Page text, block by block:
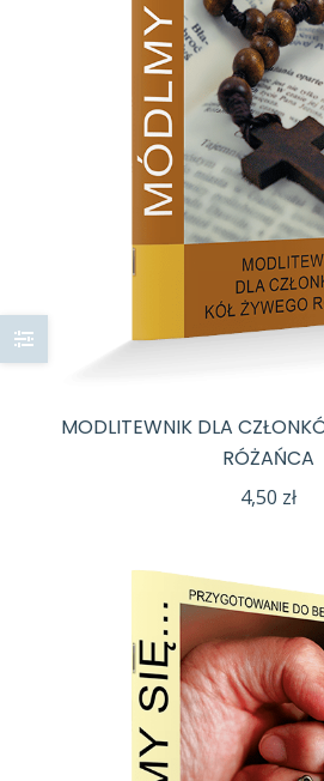
MODLITEWNIK DLA
RÓŻAŃCA
4,50 zł